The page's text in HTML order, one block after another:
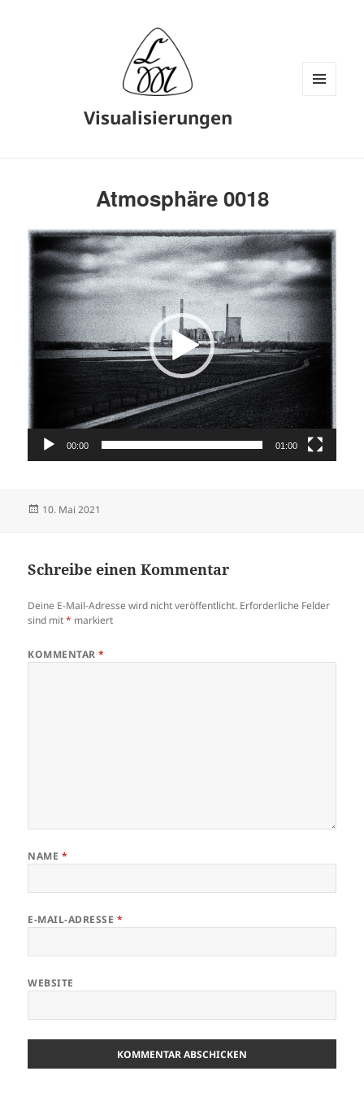
Visualisierungen
Atmosphäre 0018
Video-
Player
00:00 01:00
Veröffentlicht
10. Mai 2021
Schreibe einen Kommentar
Deine E-Mail-Adresse wird nicht veröffentlicht. Erforderliche Felder
sind mit* markiert
KOMMENTAR*
NAME *
E-MAIL-ADRESSE *
WEBSITE